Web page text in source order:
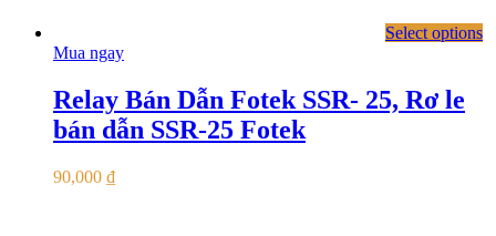
Select options
Mua ngay
Relay Bán Dẫn Fotek SSR- 25, Rơ le
bán dẫn SSR-25 Fotek
90,000 ₫